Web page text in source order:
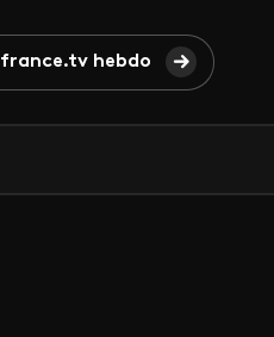
france.tv hebdo